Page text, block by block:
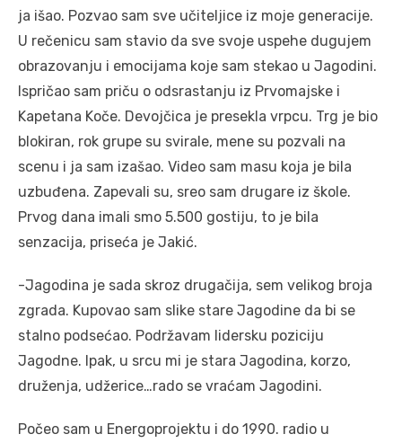
ja išao. Pozvao sam sve učiteljice iz moje generacije.
U rečenicu sam stavio da sve svoje uspehe dugujem
obrazovanju i emocijama koje sam stekao u Jagodini.
Ispričao sam priču o odsrastanju iz Prvomajske i
Kapetana Koče. Devojčica je presekla vrpcu. Trg je bio
blokiran, rok grupe su svirale, mene su pozvali na
scenu i ja sam izašao. Video sam masu koja je bila
uzbuđena. Zapevali su, sreo sam drugare iz škole.
Prvog dana imali smo 5.500 gostiju, to je bila
senzacija, priseća je Jakić.
-Jagodina je sada skroz drugačija, sem velikog broja
zgrada. Kupovao sam slike stare Jagodine da bi se
stalno podsećao. Podržavam lidersku poziciju
Jagodne. Ipak, u srcu mi je stara Jagodina, korzo,
druženja, udžerice…rado se vraćam Jagodini.
Počeo sam u Energoprojektu i do 1990. radio u